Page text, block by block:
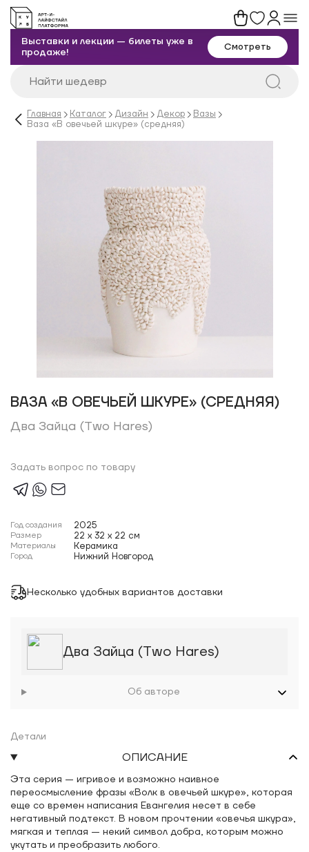
Выставки и лекции — билеты уже в
продаже!
Смотреть
Главная Каталог Дизайн Декор
Вазы
Ваза «В овечьей шкуре» (средняя)
ВАЗА «В ОВЕЧЬЕЙ ШКУРЕ» (СРЕДНЯЯ)
Два Зайца (Two Hares)
Задать вопрос по товару
Год создания 2025
Размер 22 x 32 x 22 см
Материалы Керамика
Город Нижний Новгород
Несколько удобных вариантов доставки
Два Зайца (Two Hares)
Об авторе
Детали
ОПИСАНИЕ
Эта серия — игривое и возможно наивное
переосмысление фразы «Волк в овечьей шкуре», которая
еще со времен написания Евангелия несет в себе
негативный подтекст. В новом прочтении «овечья шкура»,
мягкая и теплая — некий символ добра, которым можно
укутать и преобразить любого.